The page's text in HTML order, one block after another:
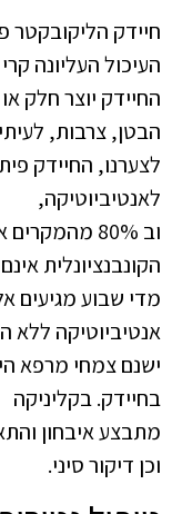
חיידק הליקובקטר
העיכול העליונה
החיידק יוצר חלק
הבטן, צרבות,
לאנטיביוטיקה,
וב 80%
הקונבנציונלית
מדי שבוע מגיעים
אנטיביוטיקה ללא
ישנם צמחי מרפא
בחיידק. בקליניקה
מתבצע איבחון
וכן דיקור סיני.